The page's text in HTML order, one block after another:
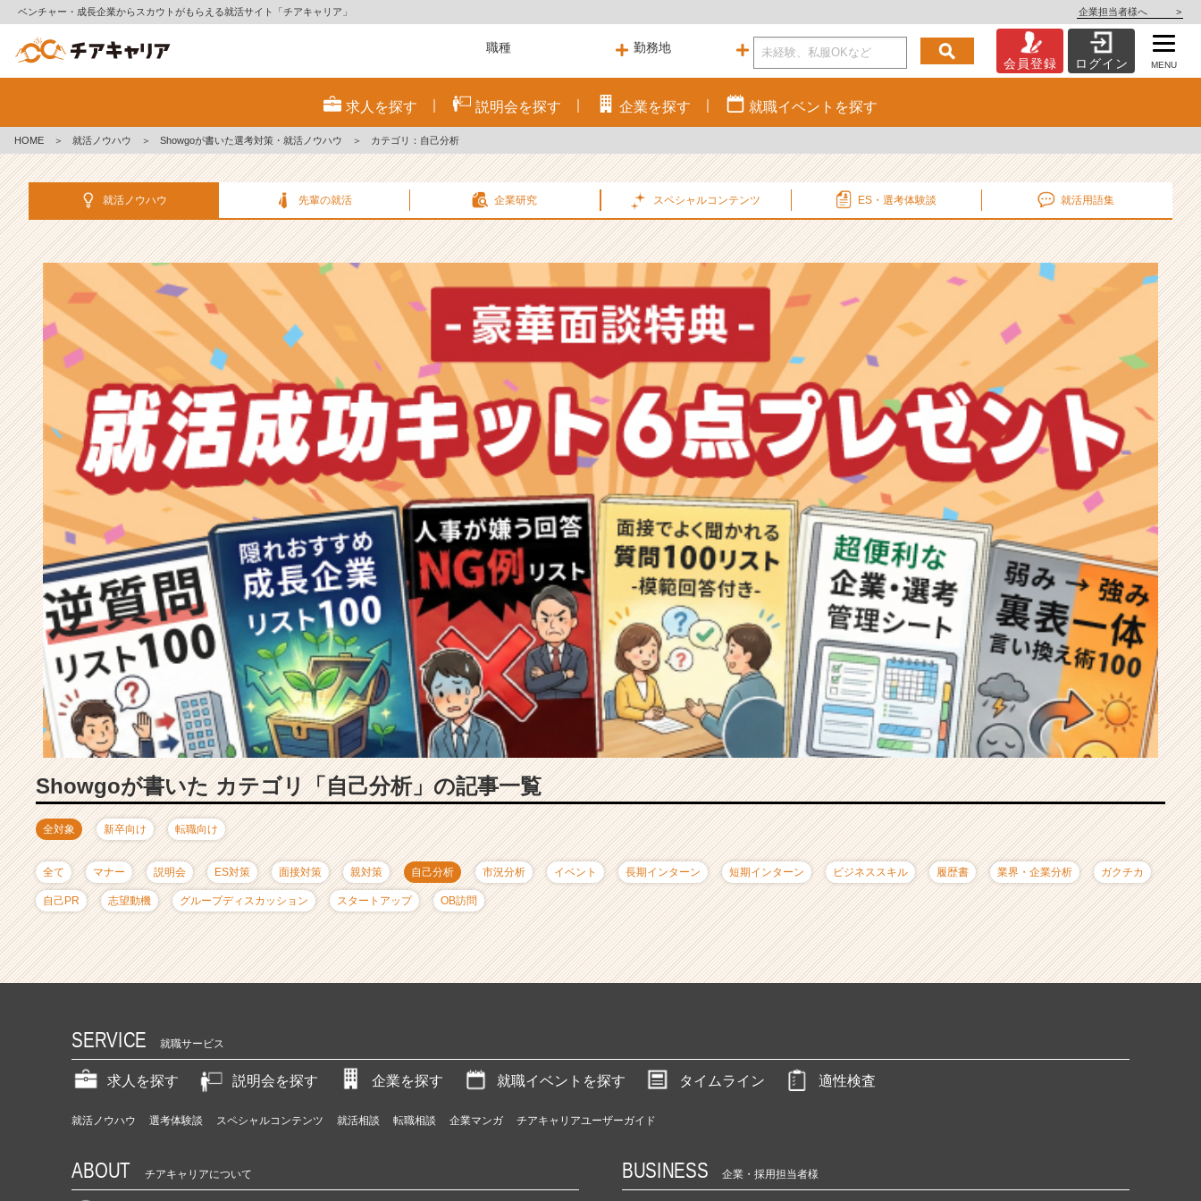
ベンチャー・成長企業からスカウトがもらえる就活サイト「チアキャリア」 企業担当者様へ >
策・
就
ノ
ハ
記
事
|
ベ
ン
チ
ー・
成
長
企
業
か
ら
カ
ウ
ト
が
届
く
就
サ
イ
ト
チ
キ
ャ
リ
ア
（C
h
e
e
r）
会員登録 ログイン MENU
求人を探す 説明会を探す 企業を探す 就職イベント を探す
HOME ＞ 就活ノウハウ ＞ Showgoが書いた選考対策・就活ノウハウ ＞ カテゴリ：自己分析
就活ノウハウ 先輩の就活 企業研究 スペシャルコンテンツ ES・選考体験談 就活用語集
Showgoが書いた カテゴリ「自己分析」の記事一覧
全対象 新卒向け 転職向け
全て マナー 説明会 ES対策 面接対策 親対策 自己分析 市況分析 イベント 長期インターン 短期インターン ビジネススキル 履歴書 業界・企業分析 ガクチカ
自己PR 志望動機 グループディスカッション スタートアップ OB訪問
SERVICE 就職サービス
求人を探す 説明会を探す 企業を探す 就職イベントを探す タイムライン 適性検査
就活ノウハウ 選考体験談 スペシャルコンテンツ 就活相談 転職相談 企業マンガ チアキャリアユーザーガイド
ABOUT チアキャリアについて BUSINESS 企業・採用担当者様